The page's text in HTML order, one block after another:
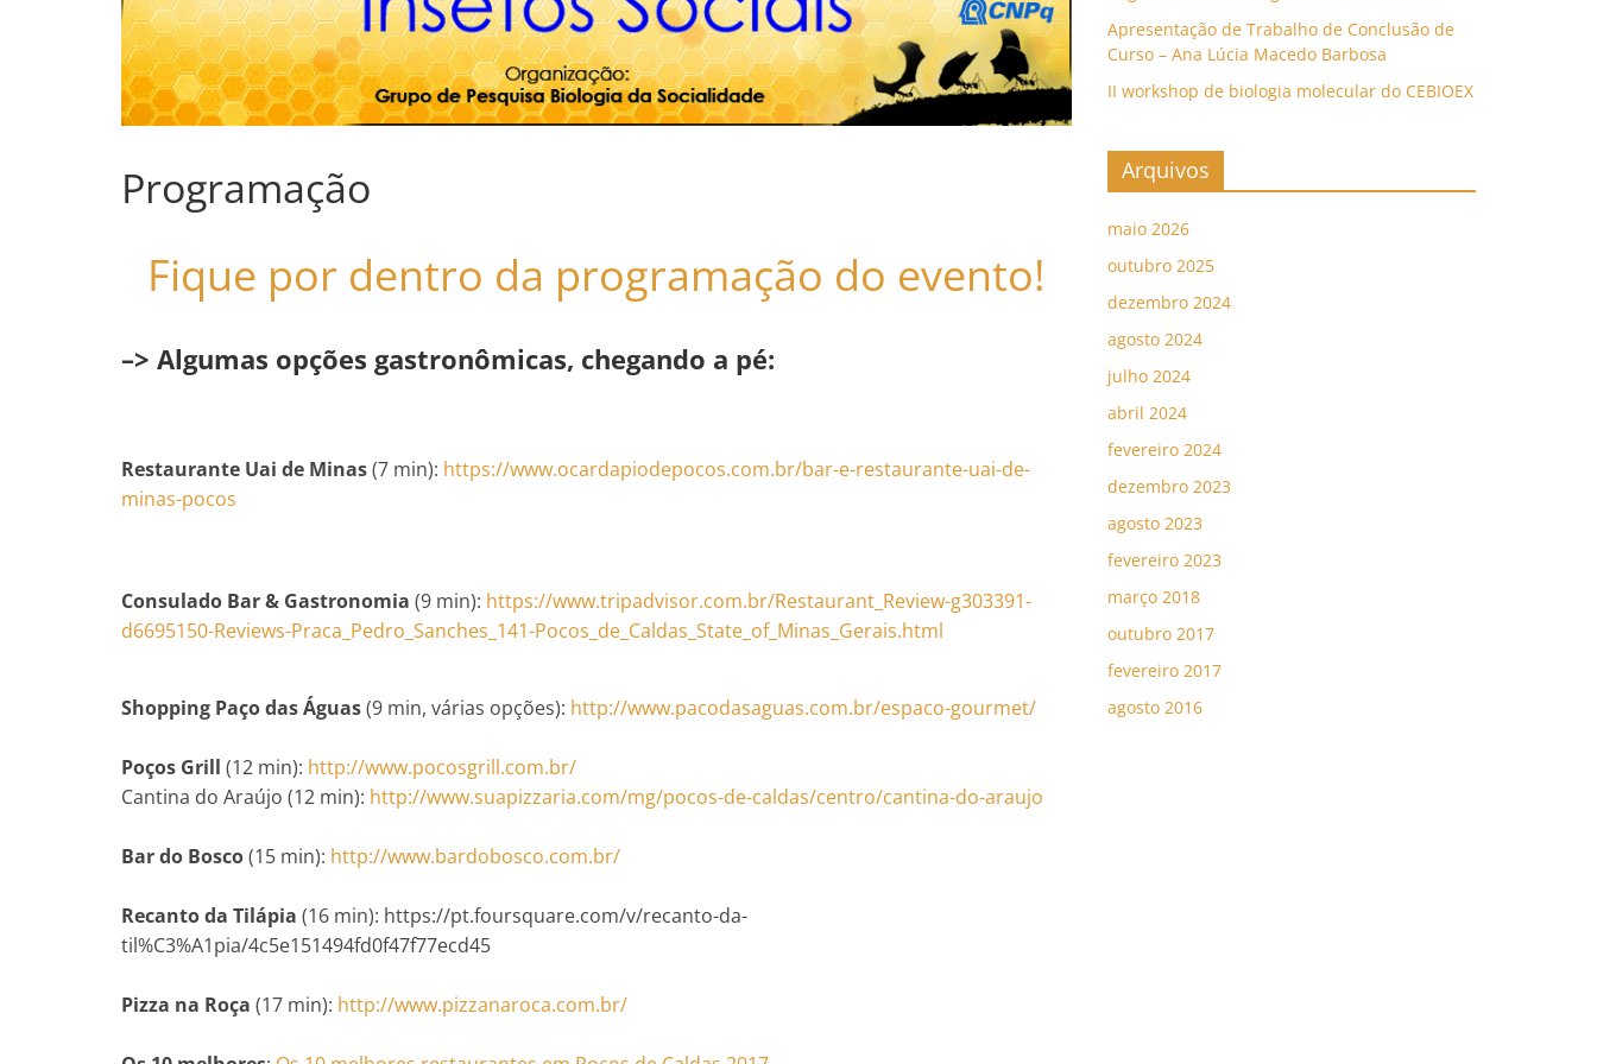
Programação
Fique por dentro da programação do evento!
–> Algumas opções gastronômicas, chegando a pé:
Restaurante Uai de Minas(7 min): https://www.ocardapiodepocos.com.br/bar-e-restaurante-uai-de-
minas-pocos
Consulado Bar & Gastronomia (9 min): https://www.tripadvisor.com.br/Restaurant_Review-g303391-
d6695150-Reviews-Praca_Pedro_Sanches_141-Pocos_de_Caldas_State_of_Minas_Gerais.html
Shopping Paço das Águas(9 min, várias opções): http://www.pacodasaguas.com.br/espaco-gourmet/
Poços Grill (12 min): http://www.pocosgrill.com.br/
Cantina do Araújo (12 min): http://www.suapizzaria.com/mg/pocos-de-caldas/centro/cantina-do-araujo
Bar do Bosco(15 min): http://www.bardobosco.com.br/
Recanto da Tilápia (16 min): https://pt.foursquare.com/v/recanto-da-
til%C3%A1pia/4c5e151494fd0f47f77ecd45
Pizza na Roça (17 min): http://www.pizzanaroca.com.br/
Apresentação de Trabalho de Conclusão de
Curso – Ana Lúcia Macedo Barbosa
II workshop de biologia molecular do CEBIOEX
Arquivos
maio 2026
outubro 2025
dezembro 2024
agosto 2024
julho 2024
abril 2024
fevereiro 2024
dezembro 2023
agosto 2023
fevereiro 2023
março 2018
outubro 2017
fevereiro 2017
agosto 2016